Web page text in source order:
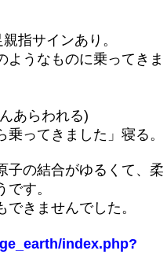
指サインあり。
ようなものに乗ってきま
あらわれる)
ってきました」寝る。
子の結合がゆるくて、柔
す。
きませんでした。
index.php?